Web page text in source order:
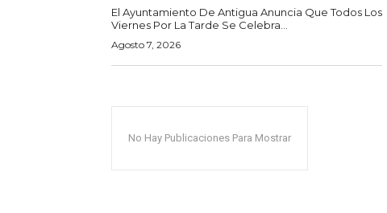
El Ayuntamiento De Antigua Anuncia Que Todos Los
Viernes Por La Tarde Se Celebra...
Agosto 7, 2026
No Hay Publicaciones Para Mostrar